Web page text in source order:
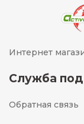
Интернет
Служба
Обратная связь